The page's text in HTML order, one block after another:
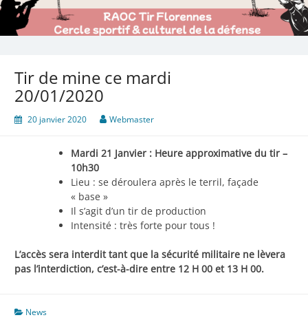
Tir de mine ce mardi
20/01/2020
20 janvier 2020 Webmaster
Mardi 21 Janvier : Heure approximative du tir –
10h30
Lieu : se déroulera après le terril, façade
« base »
Il s’agit d’un tir de production
Intensité : très forte pour tous !
L’accès sera interdit tant que la sécurité militaire ne lèvera
pas l’interdiction, c’est-à-dire entre 12 H 00 et 13 H 00.
News